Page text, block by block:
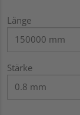
Länge
Stärke